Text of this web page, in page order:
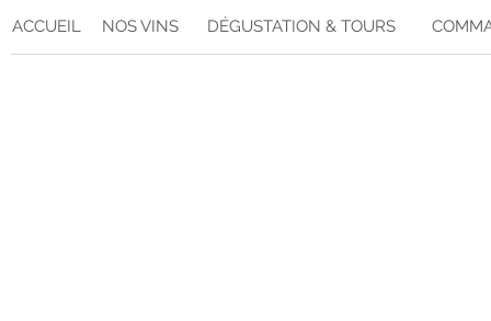
ACCUEIL NOS VINS DÉGUSTATION & TOURS